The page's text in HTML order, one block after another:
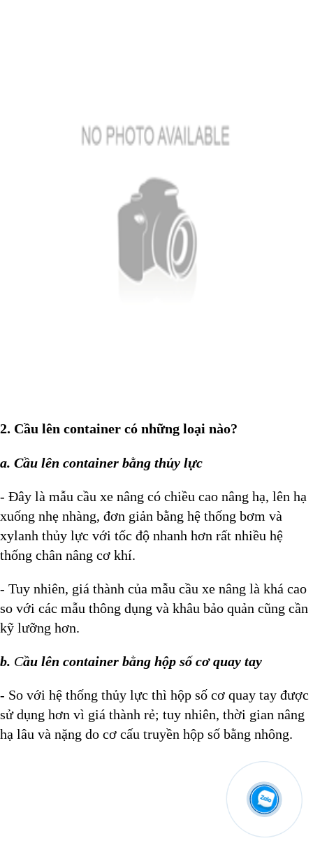
2. Cầu lên container có những loại nào?
a. Cầu lên container bằng thủy lực
- Đây là mẫu cầu xe nâng có chiều cao nâng hạ, lên hạ
xuống nhẹ nhàng, đơn giản bằng hệ thống bơm và
xylanh thủy lực với tốc độ nhanh hơn rất nhiều hệ
thống chân nâng cơ khí.
- Tuy nhiên, giá thành của mẫu cầu xe nâng là khá cao
so với các mẫu thông dụng và khâu bảo quản cũng cần
kỹ lưỡng hơn.
b. Cầu lên container bằng hộp số cơ quay tay
- So với hệ thống thủy lực thì hộp số cơ quay tay được
sử dụng hơn vì giá thành rẻ; tuy nhiên, thời gian nâng
hạ lâu và nặng do cơ cấu truyền hộp số bằng nhông.